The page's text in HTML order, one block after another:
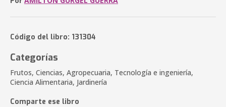
Código del libro: 131304
Categorías
Frutos, Ciencias, Agropecuaria, Tecnología e ingeniería,
Ciencia Alimentaria, Jardinería
Comparte ese libro